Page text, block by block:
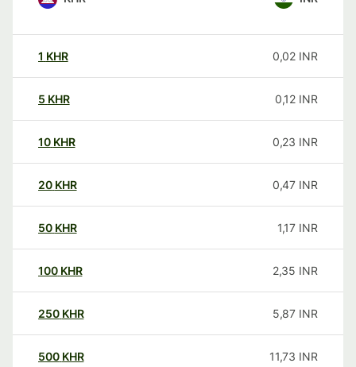
1 KHR 0,02 INR
5 KHR 0,12 INR
10 KHR 0,23 INR
20 KHR 0,47 INR
50 KHR 1,17 INR
100 KHR 2,35 INR
250 KHR 5,87 INR
500 KHR 11,73 INR